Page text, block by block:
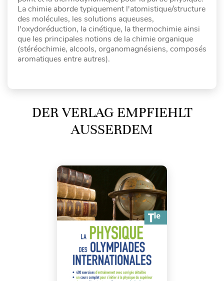
La chimie aborde typiquement l'atomistique/structure
des molécules, les solutions aqueuses,
l'oxydoréduction, la cinétique, la thermochimie ainsi
que les principales notions de la chimie organique
(stéréochimie, alcools, organomagnésiens, composés
aromatiques entre autres).
DER VERLAG EMPFIEHLT
AUSSERDEM